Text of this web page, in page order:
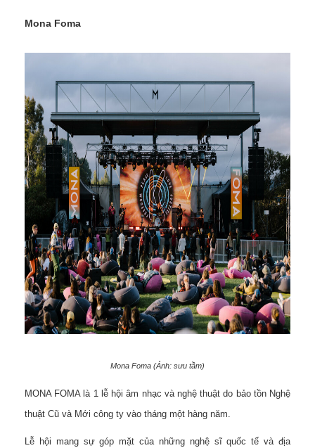
Mona Foma
Mona Foma (Ảnh: sưu tầm)
MONA FOMA là 1 lễ hội âm nhạc và nghệ thuật do bảo tồn Nghệ
thuật Cũ và Mới công ty vào tháng một hàng năm.
Lễ hội mang sự góp mặt của những nghệ sĩ quốc tế và địa